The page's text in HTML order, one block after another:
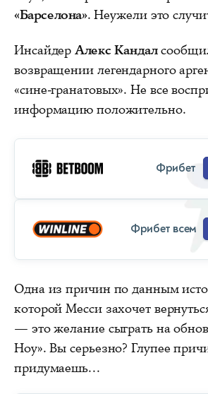
«Барселона». Неужели это
ИнсайдерАлекс Кандал
возвращении легендарного
«сине-гранатовых». Не все
информацию положительно.
Фрибет
Фрибет всем
Одна из причин по данным
которой Месси захочет
— это желание сыграть на
Ноу». Вы серьезно? Глупее
придумаешь...